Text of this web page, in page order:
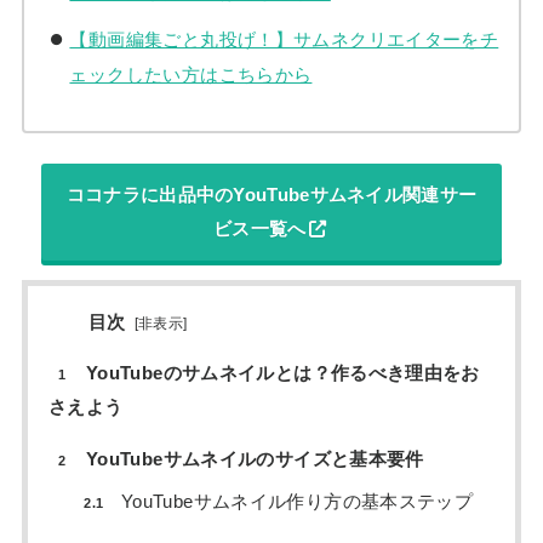
【動画編集ごと丸投げ！】サムネクリエイターをチ
ェックしたい方はこちらから
ココナラに出品中のYouTubeサムネイル関連サー
ビス一覧へ
目次 [非表示]
1
YouTubeのサムネイルとは？作るべき理由をお
さえよう
2 YouTubeサムネイルのサイズと基本要件
2.1 YouTubeサムネイル作り方の基本ステップ